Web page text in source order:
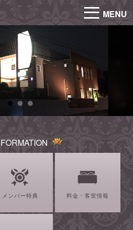
MENU
メンバー特典 料金・客室情報